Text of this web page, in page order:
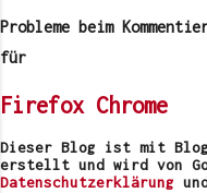
m
m
a
v
e
r
Probleme beim
für
Firefox Chrome
Dieser Blog ist mit
erstellt und wird von
Datenschutzerklärung